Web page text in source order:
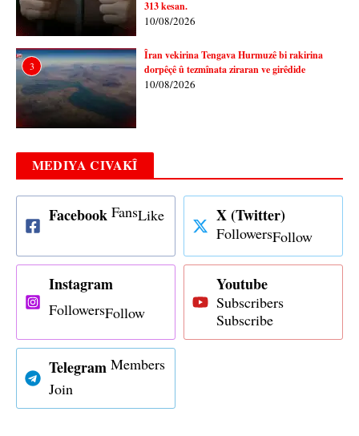
313 kesan.
10/08/2026
3
Îran vekirina Tengava Hurmuzê bi rakirina
dorpêçê û tezmînata ziraran ve girêdide
10/08/2026
MEDIYA CIVAKÎ
Facebook FansLike X (Twitter)
FollowersFollow
Instagram
FollowersFollow
Youtube
Subscribers
Subscribe
Telegram Members
Join